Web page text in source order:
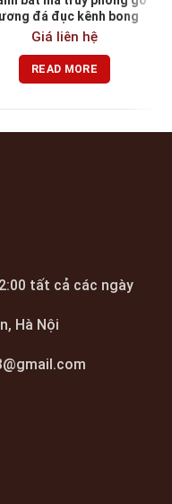
đá đục kênh bong
Giá liên hệ
READ MORE
tất cả các ngày
Hà Nội